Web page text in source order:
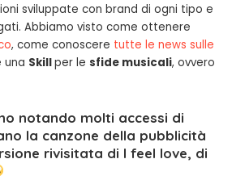
sviluppate con brand di ogni tipo e
Abbiamo visto come ottenere
, come conoscere tutte le news sulle
una Skillper le sfide musicali, ovvero
notando molti accessi di
la canzone della pubblicità
rivisitata di I feel love, di